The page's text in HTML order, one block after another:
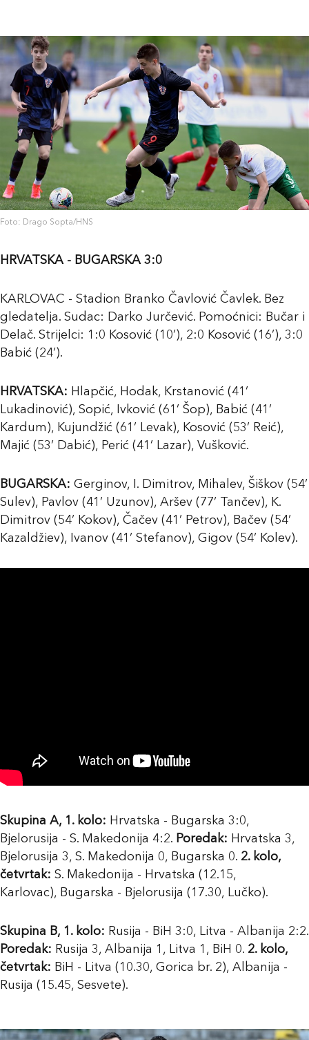
Foto: Drago Sopta/HNS
HRVATSKA - BUGARSKA 3:0
KARLOVAC - Stadion Branko Čavlović Čavlek. Bez
gledatelja. Sudac: Darko Jurčević. Pomoćnici: Bučar i
Delač. Strijelci: 1:0 Kosović (10’), 2:0 Kosović (16’), 3:0
Babić (24’).
HRVATSKA: Hlapčić, Hodak, Krstanović (41’
Lukadinović), Sopić, Ivković (61’ Šop), Babić (41’
Kardum), Kujundžić (61’ Levak), Kosović (53’ Reić),
Majić (53’ Dabić), Perić (41’ Lazar), Vušković.
BUGARSKA: Gerginov, I. Dimitrov, Mihalev, Šiškov (54’
Sulev), Pavlov (41’ Uzunov), Aršev (77’ Tančev), K.
Dimitrov (54’ Kokov), Čačev (41’ Petrov), Bačev (54’
Kazaldžiev), Ivanov (41’ Stefanov), Gigov (54’ Kolev).
Skupina A, 1. kolo: Hrvatska - Bugarska 3:0,
Bjelorusija - S. Makedonija 4:2. Poredak: Hrvatska 3,
Bjelorusija 3, S. Makedonija 0, Bugarska 0. 2. kolo,
četvrtak: S. Makedonija - Hrvatska (12.15,
Karlovac), Bugarska - Bjelorusija (17.30, Lučko).
Skupina B, 1. kolo: Rusija - BiH 3:0, Litva - Albanija 2:2.
Poredak: Rusija 3, Albanija 1, Litva 1, BiH 0. 2. kolo,
četvrtak: BiH - Litva (10.30, Gorica br. 2), Albanija -
Rusija (15.45, Sesvete).